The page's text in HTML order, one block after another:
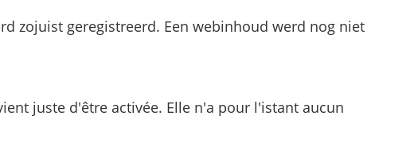
zojuist geregistreerd. Een webinhoud werd nog niet
juste d'être activée. Elle n'a pour l'istant aucun